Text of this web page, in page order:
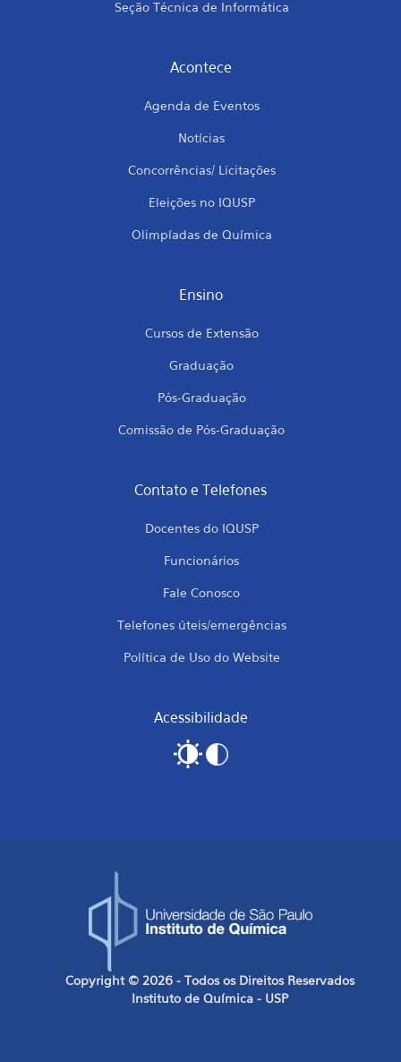
Seção Técnica de Informática
Acontece
Agenda de Eventos
Notícias
Concorrências/ Licitações
Eleições no IQUSP
Olimpíadas de Química
Ensino
Cursos de Extensão
Graduação
Pós-Graduação
Comissão de Pós-Graduação
Contato e Telefones
Docentes do IQUSP
Funcionários
Fale Conosco
Telefones úteis/emergências
Política de Uso do Website
Acessibilidade
Copyright © 2026 - Todos os Direitos Reservados
Instituto de Química - USP